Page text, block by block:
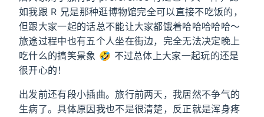
如我跟 R 兄是那种逛博物馆完全可以直接不吃饭的，
但跟大家一起的话总不能让大家都饿着哈哈哈哈哈～
旅途过程中也有五个人坐在街边，完全无法决定晚上
吃什么的搞笑景象 🤣 不过总体上大家一起玩的还是
很开心的！
出发前还有段小插曲。旅行前两天，我居然不争气的
生病了。具体原因我也不是很清楚，反正就是浑身疼